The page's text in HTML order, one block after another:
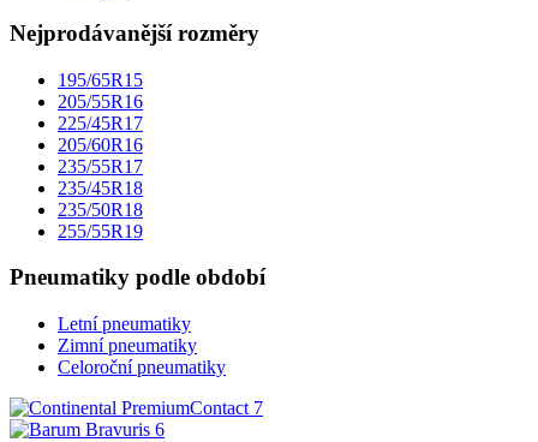
Nejprodávanější rozměry
195/65R15
205/55R16
225/45R17
205/60R16
235/55R17
235/45R18
235/50R18
255/55R19
Pneumatiky podle období
Letní pneumatiky
Zimní pneumatiky
Celoroční pneumatiky